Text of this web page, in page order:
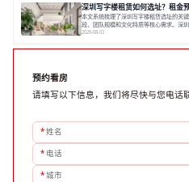
解该区域的写字楼市场概况是决策的首先
深圳写字楼租赁如何选址？租金
本文系统梳理了深圳写字楼租赁选址的关
段、团队规模和文化特质等核心需求。深
新活力强，前海具政策优势。除传统写字
款。选址是综合性战略决策，旨在让办公
2026-08-03
预约看房
请填写以下信息，我们将尽快与您电话
*姓名
* 电话
*城市